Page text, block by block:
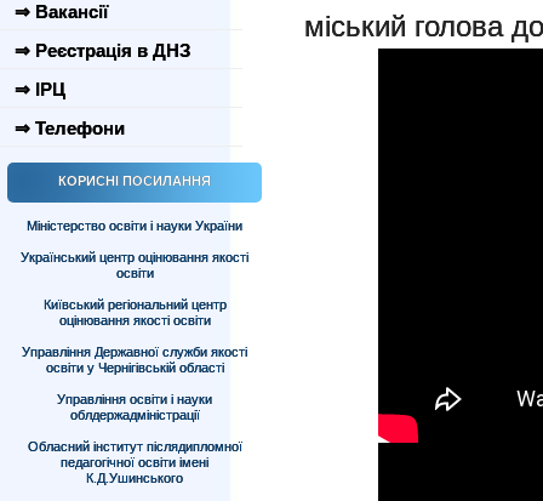
⇒ Вакансії
⇒ Реєстрація в ДНЗ
⇒ ІРЦ
⇒ Телефони
КОРИСНІ ПОСИЛАННЯ
Міністерство освіти і науки України
Український центр оцінювання якості
освіти
Київський регіональний центр
оцінювання якості освіти
Управління Державної служби якості
освіти у Чернігівській області
Управління освіти і науки
облдержадміністрації
Обласний інститут післядипломної
педагогічної освіти імені
К.Д.Ушинського
міський голова